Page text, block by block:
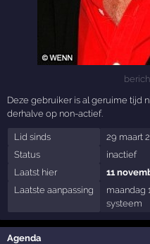
Deze gebruiker is al geruime tijd
derhalve op non-actief.
Lid sinds
29 maart
Status
inactief
Laatst hier
11
Laatste aanpassing
maandag
systeem
Agenda